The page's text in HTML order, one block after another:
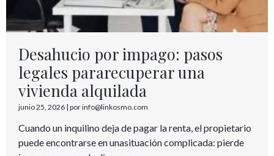
Desahucio por impago: pasos
legales pararecuperar una
vivienda alquilada
junio 25, 2026 | por info@linkosmo.com
Cuando un inquilino deja de pagar la renta, el propietario
puede encontrarse en unasituación complicada: pierde